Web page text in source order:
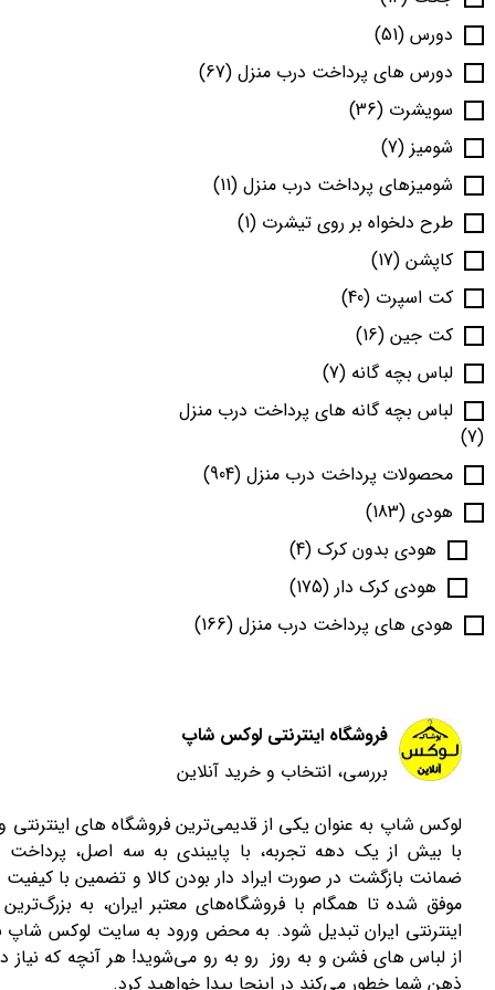
دورس (51)
دورس های پرداخت درب منزل (67)
سویشرت (36)
شومیز (7)
شومیزهای پرداخت درب منزل (11)
طرح دلخواه بر روی تیشرت (1)
کاپشن (17)
کت اسپرت (40)
کت جین (16)
لباس بچه گانه (7)
لباس بچه گانه های پرداخت درب منزل
(7)
محصولات پرداخت درب منزل (904)
هودی (183)
هودی بدون کرک (4)
هودی کرک دار (175)
هودی های پرداخت درب منزل (166)
فروشگاه اینترنتی لوکس شاپ
بررسی، انتخاب و خرید آنلاین
لوکس شاپ به عنوان یکی از قدیمی‌ترین فروشگاه های
با بیش از یک دهه تجربه، با پایبندی به سه اصل،
ضمانت بازگشت در صورت ایراد دار بودن کالا و تضمین با کیفیت
موفق شده تا همگام با فروشگاه‌های معتبر ایران، به
اینترنتی ایران تبدیل شود. به محض ورود به سایت لوکس شاپ
از لباس های فشن و به روز رو به رو می‌شوید! هر آنچه که نیاز
ذهن شما خطور می‌کند در اینجا پیدا خواهید کرد.